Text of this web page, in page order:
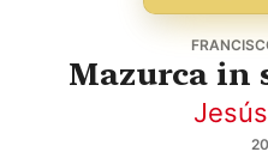
Mazurca in